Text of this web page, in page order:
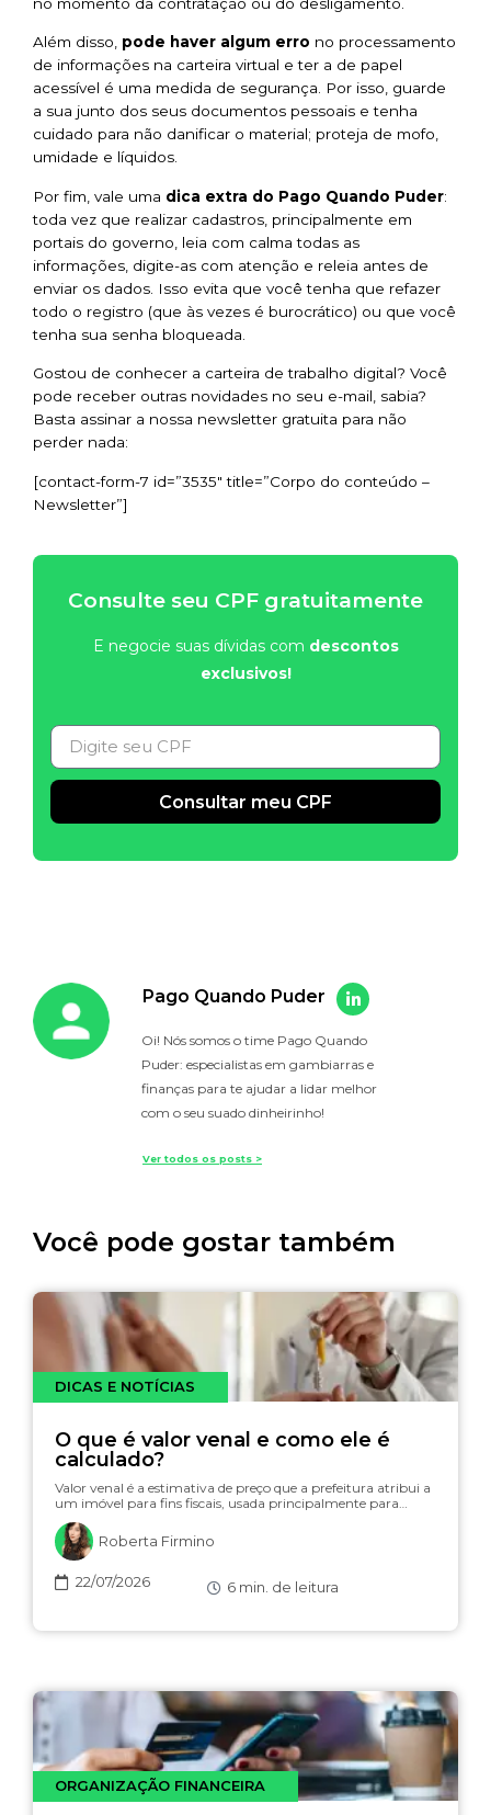
Além disso, pode haver algum erro no processamento
de informações na carteira virtual e ter a de papel
acessível é uma medida de segurança. Por isso, guarde
a sua junto dos seus documentos pessoais e tenha
cuidado para não danificar o material; proteja de mofo,
umidade e líquidos.
Por fim, vale uma dica extra do Pago Quando Puder:
toda vez que realizar cadastros, principalmente em
portais do governo, leia com calma todas as
informações, digite-as com atenção e releia antes de
enviar os dados. Isso evita que você tenha que refazer
todo o registro (que às vezes é burocrático) ou que você
tenha sua senha bloqueada.
Gostou de conhecer a carteira de trabalho digital? Você
pode receber outras novidades no seu e-mail, sabia?
Basta assinar a nossa newsletter gratuita para não
perder nada:
[contact-form-7 id=”3535″ title=”Corpo do conteúdo –
Newsletter”]
Consulte seu CPF gratuitamente
E negocie suas dívidas com descontos
exclusivos!
Consultar meu CPF
Pago Quando Puder
Oi! Nós somos o time Pago Quando
Puder: especialistas em gambiarras e
finanças para te ajudar a lidar melhor
com o seu suado dinheirinho!
Ver todos os posts >
Você pode gostar também
DICAS E NOTÍCIAS
O que é valor venal e como ele é
calculado?
Valor venal é a estimativa de preço que a prefeitura atribui a
um imóvel para fins fiscais, usada principalmente para…
Roberta Firmino
22/07/2026 6 min. de leitura
ORGANIZAÇÃO FINANCEIRA